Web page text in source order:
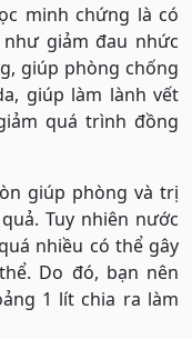
minh chứng là có
giảm đau nhức
giúp phòng chống
giúp làm lành vết
quá trình đồng
giúp phòng và trị
Tuy nhiên nước
nhiều có thể gây
Do đó, bạn nên
1 lít chia ra làm